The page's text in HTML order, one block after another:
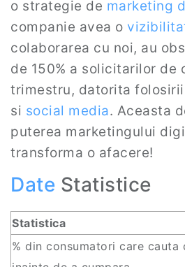
o strategie de marketing
companie avea o
colaborarea cu noi, au
de 150% a solicitarilor de
trimestru, datorita
si social media. Aceasta
puterea marketingului
transforma o afacere!
Date Statistice
Statistica
% din consumatori care cauta